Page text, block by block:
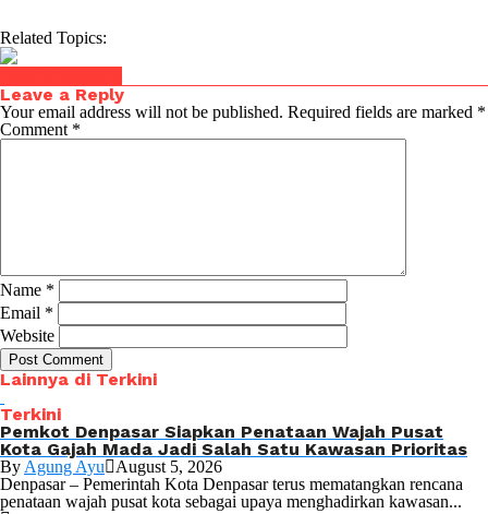
Related Topics:
Leave a Reply
Your email address will not be published. Required fields are marked *
Comment *
Name *
Email *
Website
Lainnya di Terkini
Terkini
Pemkot Denpasar Siapkan Penataan Wajah Pusat
Kota Gajah Mada Jadi Salah Satu Kawasan Prioritas
By Agung Ayu
August 5, 2026
Denpasar – Pemerintah Kota Denpasar terus mematangkan rencana
penataan wajah pusat kota sebagai upaya menghadirkan kawasan...